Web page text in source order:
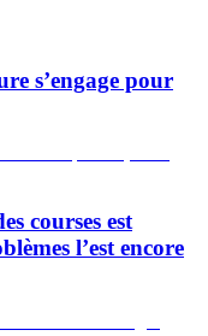
s’engage pour
courses est
l’est encore